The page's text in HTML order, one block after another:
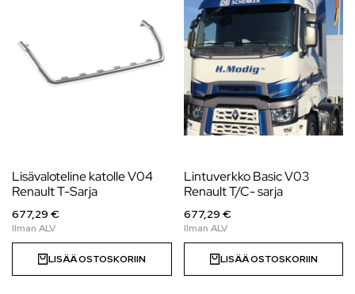
Lisävaloteline katolle V04
Renault T-Sarja
677,29 €
LISÄÄ OSTOSKORIIN
Lintuverkko Basic V03
Renault T/C- sarja
677,29 €
LISÄÄ OSTOSKORIIN